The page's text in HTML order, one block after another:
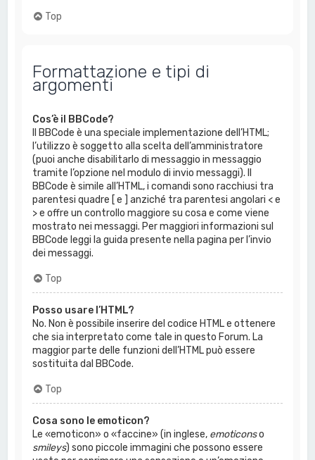
Top
Formattazione e tipi di
argomenti
Cos’è il BBCode?
Il BBCode è una speciale implementazione dell’HTML;
l’utilizzo è soggetto alla scelta dell’amministratore
(puoi anche disabilitarlo di messaggio in messaggio
tramite l’opzione nel modulo di invio messaggi). Il
BBCode è simile all’HTML, i comandi sono racchiusi tra
parentesi quadre [ e ] anziché tra parentesi angolari < e
> e offre un controllo maggiore su cosa e come viene
mostrato nei messaggi. Per maggiori informazioni sul
BBCode leggi la guida presente nella pagina per l’invio
dei messaggi.
Top
Posso usare l’HTML?
No. Non è possibile inserire del codice HTML e ottenere
che sia interpretato come tale in questo Forum. La
maggior parte delle funzioni dell’HTML può essere
sostituita dal BBCode.
Top
Cosa sono le emoticon?
Le «emoticon» o «faccine» (in inglese, emoticonso
smileys) sono piccole immagini che possono essere